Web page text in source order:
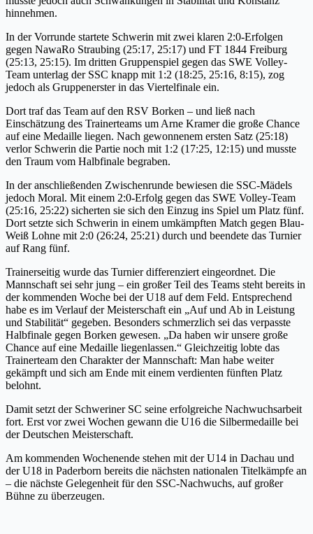
hinnehmen.
In der Vorrunde startete Schwerin mit zwei klaren 2:0-Erfolgen
gegen NawaRo Straubing (25:17, 25:17) und FT 1844 Freiburg
(25:13, 25:15). Im dritten Gruppenspiel gegen das SWE Volley-
Team unterlag der SSC knapp mit 1:2 (18:25, 25:16, 8:15), zog
jedoch als Gruppenerster in das Viertelfinale ein.
Dort traf das Team auf den RSV Borken – und ließ nach
Einschätzung des Trainerteams um Arne Kramer die große Chance
auf eine Medaille liegen. Nach gewonnenem ersten Satz (25:18)
verlor Schwerin die Partie noch mit 1:2 (17:25, 12:15) und musste
den Traum vom Halbfinale begraben.
In der anschließenden Zwischenrunde bewiesen die SSC-Mädels
jedoch Moral. Mit einem 2:0-Erfolg gegen das SWE Volley-Team
(25:16, 25:22) sicherten sie sich den Einzug ins Spiel um Platz fünf.
Dort setzte sich Schwerin in einem umkämpften Match gegen Blau-
Weiß Lohne mit 2:0 (26:24, 25:21) durch und beendete das Turnier
auf Rang fünf.
Trainerseitig wurde das Turnier differenziert eingeordnet. Die
Mannschaft sei sehr jung – ein großer Teil des Teams steht bereits in
der kommenden Woche bei der U18 auf dem Feld. Entsprechend
habe es im Verlauf der Meisterschaft ein „Auf und Ab in Leistung
und Stabilität“ gegeben. Besonders schmerzlich sei das verpasste
Halbfinale gegen Borken gewesen. „Da haben wir unsere große
Chance auf eine Medaille liegenlassen.“ Gleichzeitig lobte das
Trainerteam den Charakter der Mannschaft: Man habe weiter
gekämpft und sich am Ende mit einem verdienten fünften Platz
belohnt.
Damit setzt der Schweriner SC seine erfolgreiche Nachwuchsarbeit
fort. Erst vor zwei Wochen gewann die U16 die Silbermedaille bei
der Deutschen Meisterschaft.
Am kommenden Wochenende stehen mit der U14 in Dachau und
der U18 in Paderborn bereits die nächsten nationalen Titelkämpfe an
– die nächste Gelegenheit für den SSC-Nachwuchs, auf großer
Bühne zu überzeugen.